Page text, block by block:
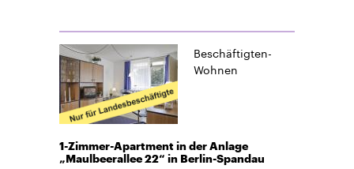
Beschäftigten-
Wohnen
1-Zimmer-Apartment in der Anlage
„Maulbeerallee 22“ in Berlin-Spandau